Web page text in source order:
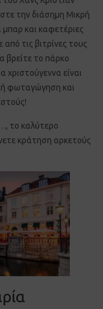
την διάσημη Μικρή
και καφετέριες
τις βιτρίνες τους
βρείτε το πάρκο
είναι
φωταγώγηση και
το καλύτερο
κράτηση αρκετούς